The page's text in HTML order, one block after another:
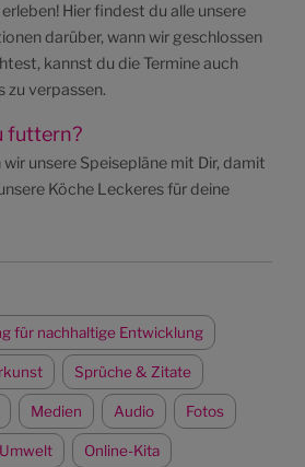
Hier findest du alle unsere
darüber, wann wir geschlossen
kannst du die Termine auch
zu verpassen.
futtern?
unsere Speisepläne mit Dir, damit
Köche Leckeres für deine
für nachhaltige Entwicklung
Sprüche & Zitate
Medien Audio Fotos
Online-Kita